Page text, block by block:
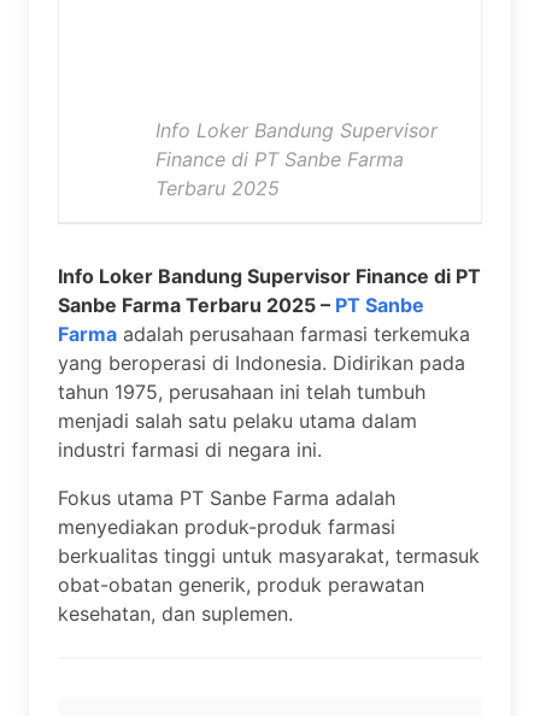
Info Loker Bandung Supervisor
Finance di PT Sanbe Farma
Terbaru 2025
Info Loker Bandung Supervisor Finance di PT
Sanbe Farma Terbaru 2025 – PT Sanbe
Farma adalah perusahaan farmasi terkemuka
yang beroperasi di Indonesia. Didirikan pada
tahun 1975, perusahaan ini telah tumbuh
menjadi salah satu pelaku utama dalam
industri farmasi di negara ini.
Fokus utama PT Sanbe Farma adalah
menyediakan produk-produk farmasi
berkualitas tinggi untuk masyarakat, termasuk
obat-obatan generik, produk perawatan
kesehatan, dan suplemen.